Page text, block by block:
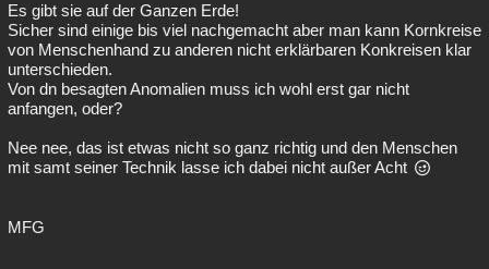
Es gibt sie auf der Ganzen Erde!
Sicher sind einige bis viel nachgemacht aber man kann Kornkreise
von Menschenhand zu anderen nicht erklärbaren Konkreisen klar
unterschieden.
Von dn besagten Anomalien muss ich wohl erst gar nicht
anfangen, oder?
Nee nee, das ist etwas nicht so ganz richtig und den Menschen
mit samt seiner Technik lasse ich dabei nicht außer Acht
MFG